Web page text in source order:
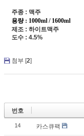
주종 : 맥주
용량 : 1000ml / 1600ml
제조 : 하이트맥주
도수 : 4.5%
첨부 [2]
번호
14 카스큐팩